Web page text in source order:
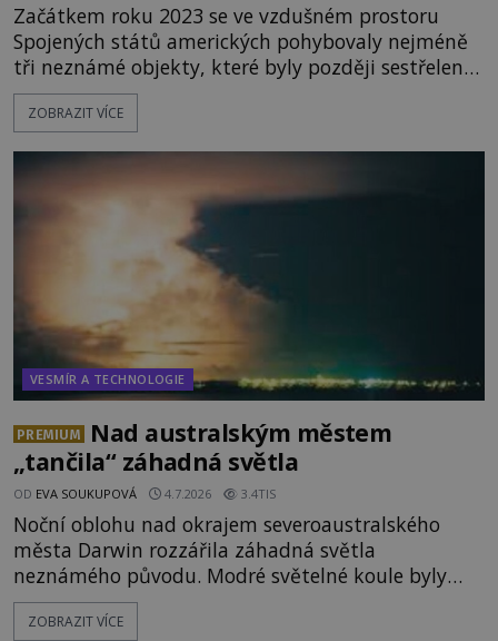
Začátkem roku 2023 se ve vzdušném prostoru
Spojených států amerických pohybovaly nejméně
tři neznámé objekty, které byly později sestřeleny.
Do dnešních dnů nebyly trosky těchto létajících
těles objeveny. Je možné, že šlo o nějaké nové
mimozemského původu? Dne 4. února roku 2023
vydává
ZOBRAZIT VÍCE
VESMÍR A TECHNOLOGIE
PREMIUM
Nad australským městem
„tančila“ záhadná světla
OD EVA SOUKUPOVÁ 4.7.2026 3.4TIS
Noční oblohu nad okrajem severoaustralského
města Darwin rozzářila záhadná světla
neznámého původu. Modré světelné koule byly
viditelné nejméně dvacet minut, během nichž se
opakovaně objevovaly a zase mizely. Svědek, který
ZOBRAZIT VÍCE